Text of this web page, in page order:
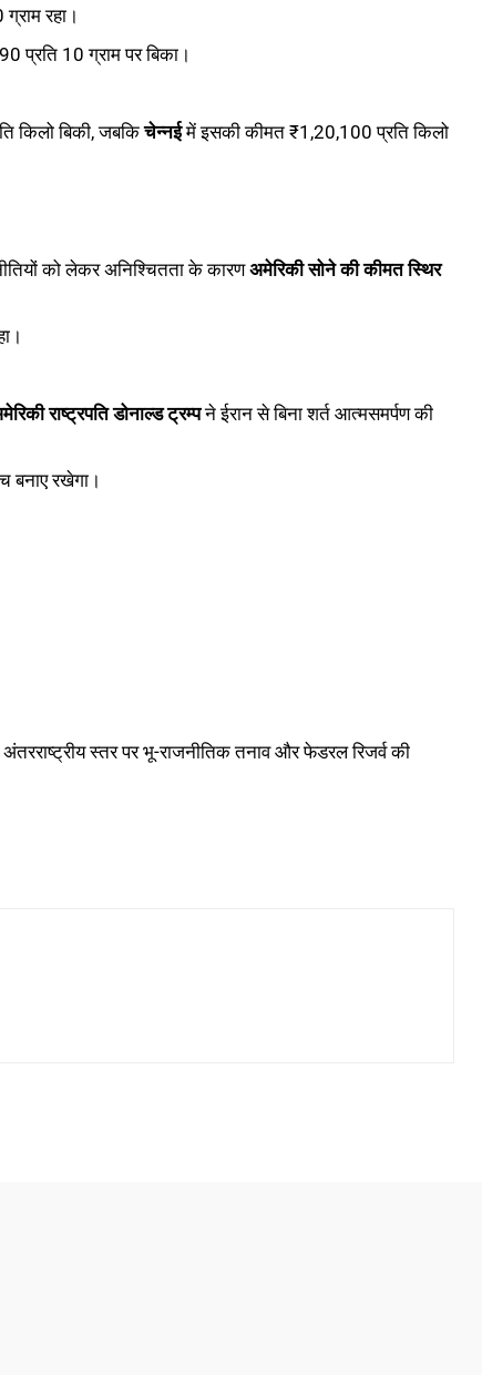
रहा।
प्रति 10 ग्राम पर बिका।
किलो बिकी, जबकिचेन्नईमें इसकी कीमत ₹1,20,100 प्रति किलो
को लेकर अनिश्चितता के कारणअमेरिकी सोने की कीमत स्थिर
राष्ट्रपति डोनाल्ड ट्रम्पने ईरान से बिना शर्त आत्मसमर्पण की
बनाए रखेगा।
स्तर पर भू-राजनीतिक तनाव और फेडरल रिजर्व की